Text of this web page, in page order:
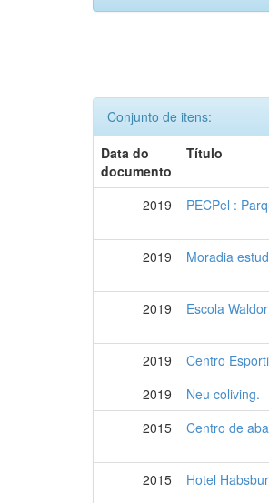
Conjunto de itens:
Data do
documento
Título
2019 PECPel :
2019
Moradia
2019
Escola
2019
Centro
2019
Neu coliving.
2015
Centro de
2015
Hotel